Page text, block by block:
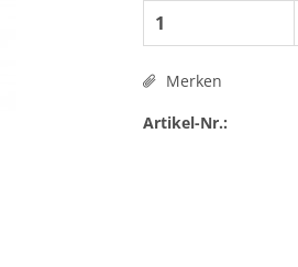
Merken
Artikel-Nr.: